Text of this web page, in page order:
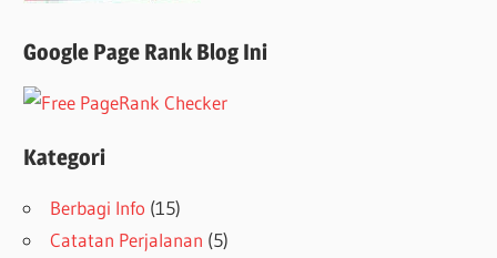
Google Page Rank Blog Ini
Kategori
Berbagi Info (15)
Catatan Perjalanan (5)